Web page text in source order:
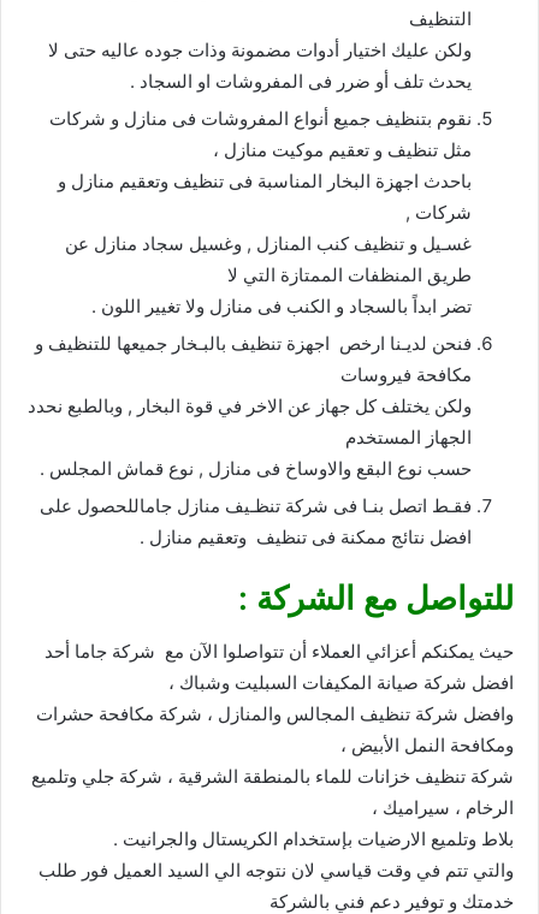
التنظيف
ولكن عليك اختيار أدوات مضمونة وذات جوده عاليه حتى لا
يحدث تلف أو ضرر فى المفروشات او السجاد .
نقوم بتنظيف جميع أنواع المفروشات فى منازل و شركات
مثل تنظيف و تعقيم موكيت منازل ،
باحدث اجهزة البخار المناسبة فى تنظيف وتعقيم منازل و
شركات ,
غسـيل و تنظيف كنب المنازل , وغسيل سجاد منازل عن
طريق المنظفات الممتازة التي لا
تضر ابداً بالسجاد و الكنب فى منازل ولا تغيير اللون .
فنحن لديـنا ارخص اجهزة تنظيف بالبـخار جميعها للتنظيف و
مكافحة فيروسات
ولكن يختلف كل جهاز عن الاخر في قوة البخار , وبالطبع نحدد
الجهاز المستخدم
حسب نوع البقع والاوساخ فى منازل , نوع قماش المجلس .
فقـط اتصل بنـا فى شركة تنظـيف منازل جاماللحصول على
افضل نتائج ممكنة فى تنظيف وتعقيم منازل .
للتواصل مع الشركة :
حيث يمكنكم أعزائي العملاء أن تتواصلوا الآن مع شركة جاما أحد
افضل شركة صيانة المكيفات السبليت وشباك ،
وافضل شركة تنظيف المجالس والمنازل ، شركة مكافحة حشرات
ومكافحة النمل الأبيض ،
شركة تنظيف خزانات للماء بالمنطقة الشرقية ، شركة جلي وتلميع
الرخام ، سيراميك ،
بلاط وتلميع الارضيات بإستخدام الكريستال والجرانيت .
والتي تتم في وقت قياسي لان نتوجه الي السيد العميل فور طلب
خدمتك و توفير دعم فني بالشركة